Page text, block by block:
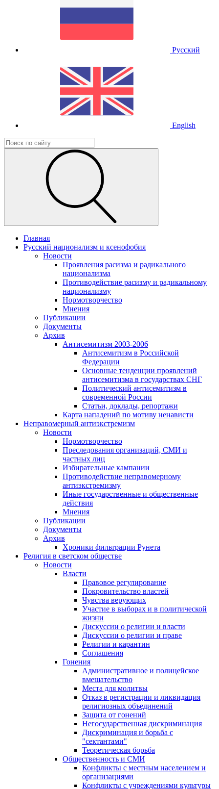
Русский
English
Главная
Русский национализм и ксенофобия
Новости
Проявления расизма и радикального
национализма
Противодействие расизму и радикальному
национализму
Нормотворчество
Мнения
Публикации
Документы
Архив
Антисемитизм 2003-2006
Антисемитизм в Российской
Федерации
Основные тенденции проявлений
антисемитизма в государствах СНГ
Политический антисемитизм в
современной России
Статьи, доклады, репортажи
Карта нападений по мотиву ненависти
Неправомерный антиэкстремизм
Новости
Нормотворчество
Преследования организаций, СМИ и
частных лиц
Избирательные кампании
Противодействие неправомерному
антиэкстремизму
Иные государственные и общественные
действия
Мнения
Публикации
Документы
Архив
Хроники фильтрации Рунета
Религия в светском обществе
Новости
Власти
Правовое регулирование
Покровительство властей
Чувства верующих
Участие в выборах и в политической
жизни
Дискуссии о религии и власти
Дискуссии о религии и праве
Религии и карантин
Соглашения
Гонения
Административное и полицейское
вмешательство
Места для молитвы
Отказ в регистрации и ликвидация
религиозных объединений
Защита от гонений
Негосударственная дискриминация
Дискриминация и борьба с
"сектантами"
Теоретическая борьба
Общественность и СМИ
Конфликты с местным населением и
организациями
Конфликты с учреждениями культуры